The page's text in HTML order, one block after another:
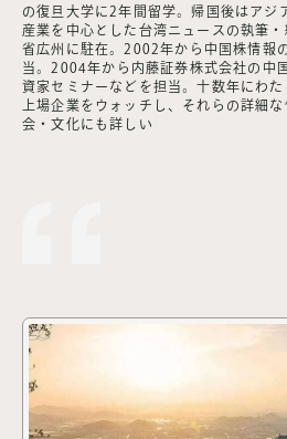
の復旦大学に2年間留学。帰国後はアジ
産業を中心とした台湾ニュースの執筆
省広州に駐在。2002年から中国株情報
当。2004年から内藤証券株式会社の中
資家セミナーなどを担当。十数年にわた
上場企業をウォッチし、それらの詳細
会・文化にも詳しい